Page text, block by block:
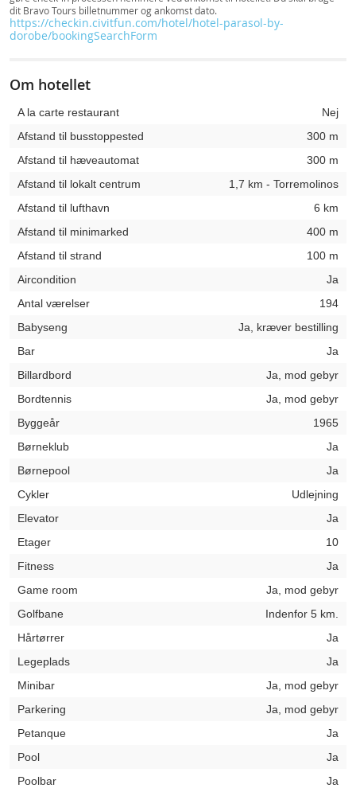
dit Bravo Tours billetnummer og ankomst dato.
https://checkin.civitfun.com/hotel/hotel-parasol-by-
dorobe/bookingSearchForm
Om hotellet
A la carte restaurant
Nej
Afstand til busstoppested
300 m
Afstand til hæveautomat
300 m
Afstand til lokalt centrum
1,7 km - Torremolinos
Afstand til lufthavn
6 km
Afstand til minimarked
400 m
Afstand til strand
100 m
Aircondition
Ja
Antal værelser
194
Babyseng
Ja, kræver bestilling
Bar
Ja
Billardbord
Ja, mod gebyr
Bordtennis
Ja, mod gebyr
Byggeår
1965
Børneklub
Ja
Børnepool
Ja
Cykler
Udlejning
Elevator
Ja
Etager
10
Fitness
Ja
Game room
Ja, mod gebyr
Golfbane
Indenfor 5 km.
Hårtørrer
Ja
Legeplads
Ja
Minibar
Ja, mod gebyr
Parkering
Ja, mod gebyr
Petanque
Ja
Pool
Ja
Poolbar
Ja